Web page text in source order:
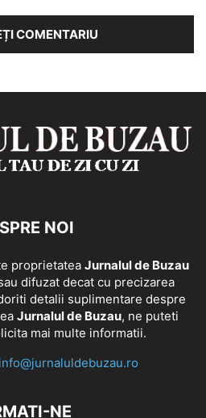
NOI
proprietatea Jurnalul de Buzau
difuzat decat cu precizarea
detalii suplimentare despre
Jurnalul de Buzau, ne puteti
mai multe informatii.
info@jurnaluldebuzau.ro
NE